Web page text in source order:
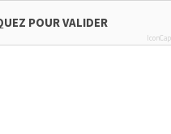
POUR VALIDER